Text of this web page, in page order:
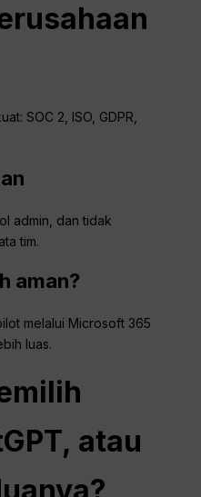
SOC 2, ISO, GDPR,
admin, dan tidak
tim.
aman?
melalui Microsoft 365
luas.
, atau